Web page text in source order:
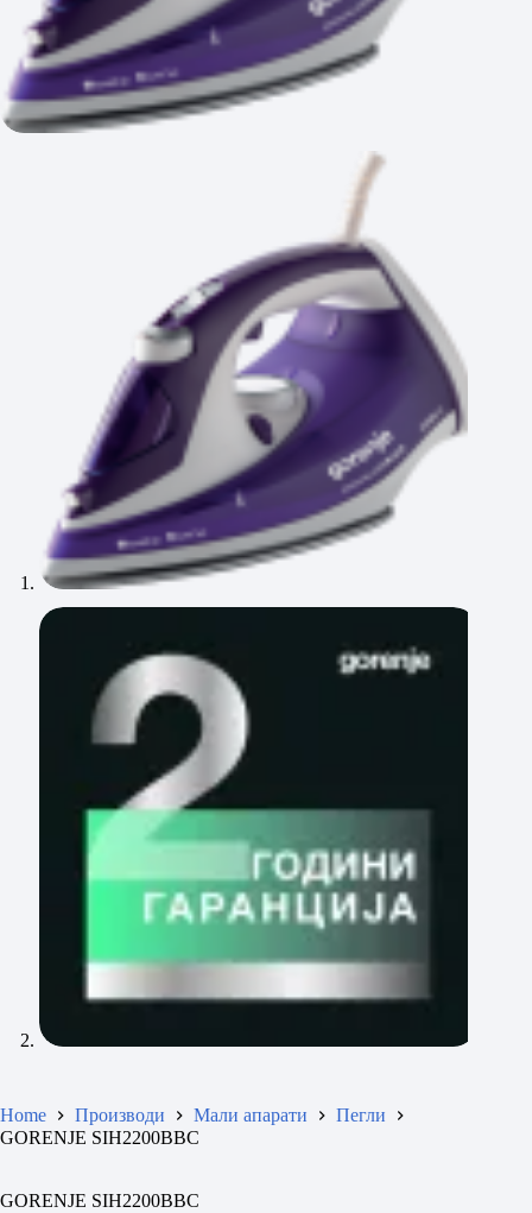
Home Производи Мали апарати
Пегли
GORENJE SIH2200BBC
GORENJE SIH2200BBC